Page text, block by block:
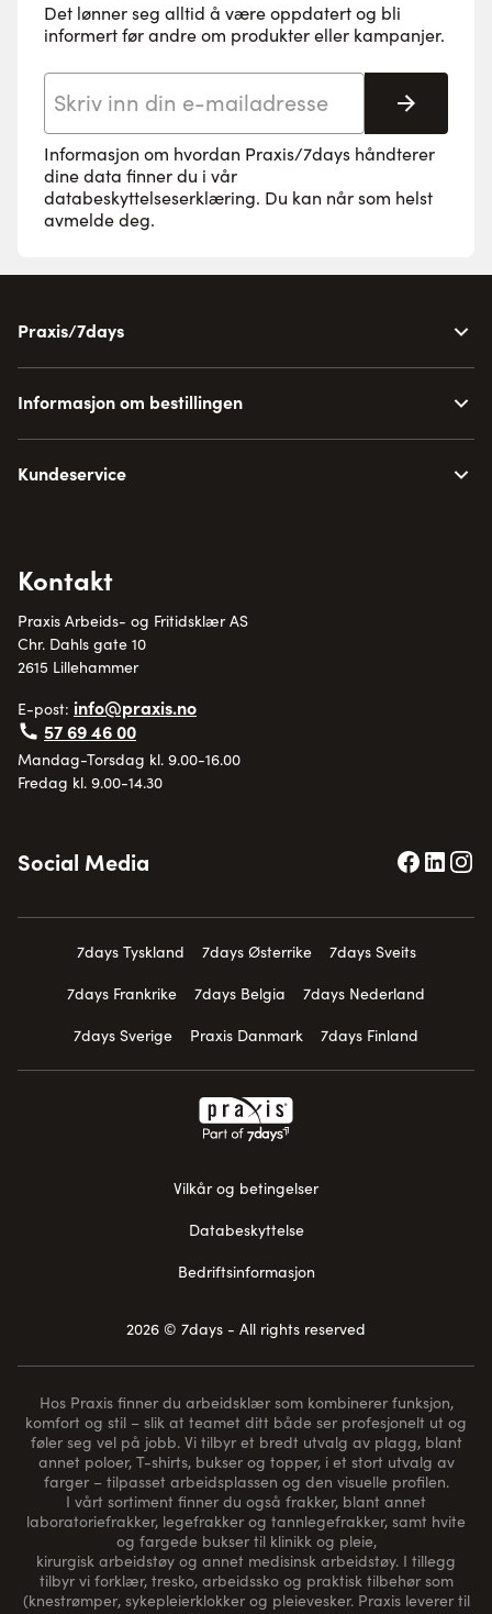
Det lønner seg alltid å være oppdatert og bli
informert før andre om produkter eller kampanjer.
Informasjon om hvordan Praxis/7days håndterer
dine data finner du i vår
databeskyttelseserklæring. Du kan når som helst
avmelde deg.
Praxis/7days
Informasjon om bestillingen
Kundeservice
Kontakt
Praxis Arbeids- og Fritidsklær AS
Chr. Dahls gate 10
2615 Lillehammer
E-post: info@praxis.no
57 69 46 00
Mandag-Torsdag kl. 9.00-16.00
Fredag kl. 9.00-14.30
Social Media
7days Tyskland 7days Østerrike
7days Sveits
7days Frankrike
7days Belgia
7days Nederland
7days Sverige
Praxis Danmark 7days Finland
Vilkår og betingelser
Databeskyttelse
Bedriftsinformasjon
2026 © 7days - All rights reserved
Hos Praxis finner du arbeidsklær som kombinerer funksjon,
komfort og stil – slik at teamet ditt både ser profesjonelt ut og
føler seg vel på jobb. Vi tilbyr et bredt utvalg av plagg, blant
annet poloer, T-shirts, bukser og topper, i et stort utvalg av
farger – tilpasset arbeidsplassen og den visuelle profilen.
I vårt sortiment finner du også frakker, blant annet
laboratoriefrakker, legefrakker og tannlegefrakker, samt hvite
og fargede bukser til klinikk og pleie,
kirurgisk arbeidstøy og annet medisinsk arbeidstøy. I tillegg
tilbyr vi forklær, tresko, arbeidssko og praktisk tilbehør som
(knestrømper, sykepleierklokker og pleievesker. Praxis leverer til